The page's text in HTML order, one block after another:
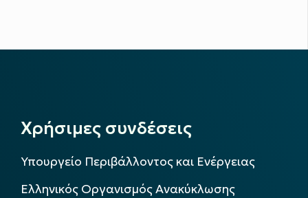
Χρήσιμες συνδέσεις
Υπουργείο Περιβάλλοντος και Ενέργειας
Ελληνικός Οργανισμός Ανακύκλωσης